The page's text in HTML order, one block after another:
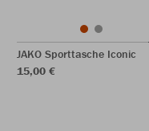
JAKO Sporttasche Iconic
15,00 €